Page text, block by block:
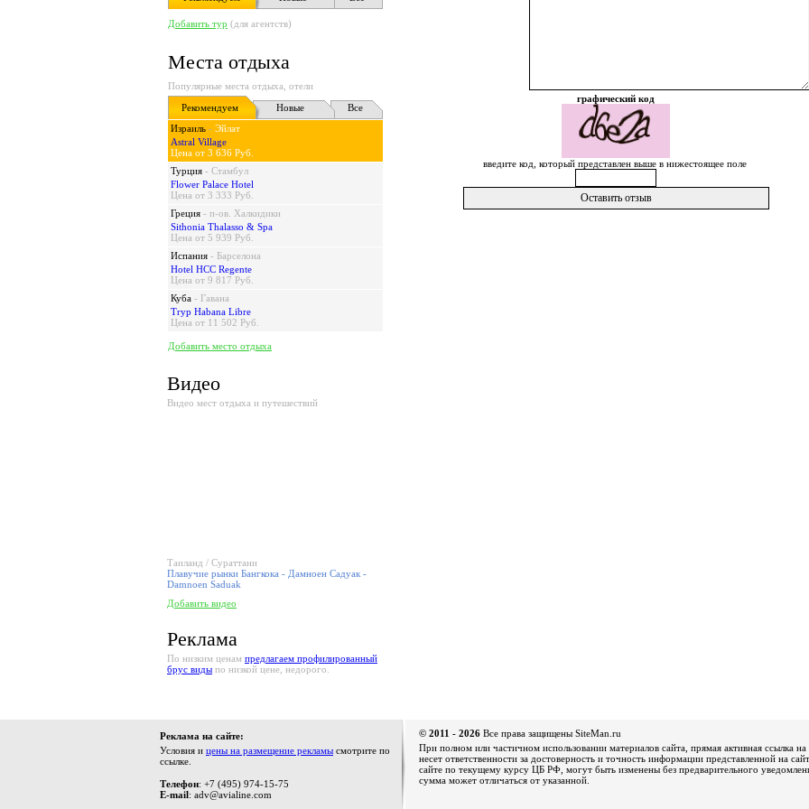
Добавить тур (для агентств)
Места отдыха
Популярные места отдыха, отели
Рекомендуем
Новые
Все
Израиль - Эйлат
Astral Village
Цена от 3 636 Руб.
Турция - Стамбул
Flower Palace Hotel
Цена от 3 333 Руб.
Греция - п-ов. Халкидики
Sithonia Thalasso & Spa
Цена от 5 939 Руб.
Испания - Барселона
Hotel HCC Regente
Цена от 9 817 Руб.
Куба - Гавана
Tryp Habana Libre
Цена от 11 502 Руб.
Добавить место отдыха
Видео
Видео мест отдыха и путешествий
Таиланд / Сураттани
Плавучие рынки Бангкока - Дамноен Садуак -
Damnoen Saduak
Добавить видео
Реклама
По низким ценам предлагаем профилированный
брус виды по низкой цене, недорого.
графический код
введите код, который представлен выше в нижестоящее поле
Реклама на сайте:
Условия и цены на размещение рекламы смотрите по
ссылке.
Телефон: +7 (495) 974-15-75
E-mail: adv@avialine.com
© 2011 - 2026 Все права защищены SiteMan.ru
При полном или частичном использовании материалов сайта, прямая активная ссылка
несет ответственности за достоверность и точность информации представленной на
сайте по текущему курсу ЦБ РФ, могут быть изменены без предварительного
сумма может отличаться от указанной.